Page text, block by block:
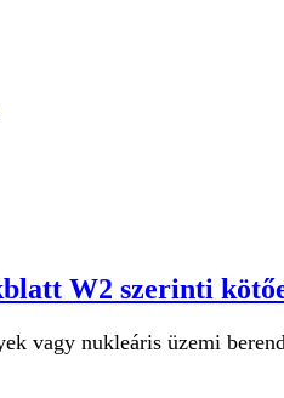
W2 szerinti
vagy nukleáris üzemi